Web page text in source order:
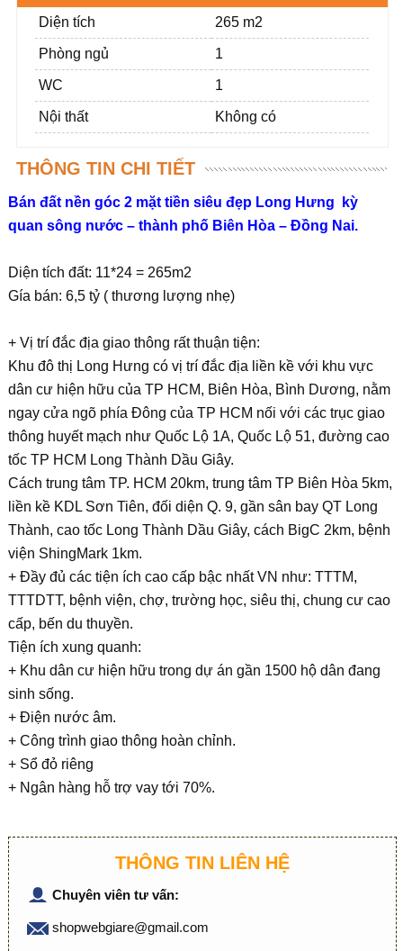
Diện tích 265 m2
Phòng ngủ 1
WC 1
Nội thất Không có
THÔNG TIN CHI TIẾT
Bán đất nền góc 2 mặt tiền siêu đẹp Long Hưng kỳ
quan sông nước – thành phố Biên Hòa – Đồng Nai.
Diện tích đất: 11*24 = 265m2
Gía bán: 6,5 tỷ ( thương lượng nhẹ)
+ Vị trí đắc địa giao thông rất thuận tiện:
Khu đô thị Long Hưng có vị trí đắc địa liền kề với khu vực
dân cư hiện hữu của TP HCM, Biên Hòa, Bình Dương, nằm
ngay cửa ngõ phía Đông của TP HCM nối với các trục giao
thông huyết mạch như Quốc Lộ 1A, Quốc Lộ 51, đường cao
tốc TP HCM Long Thành Dầu Giây.
Cách trung tâm TP. HCM 20km, trung tâm TP Biên Hòa 5km,
liền kề KDL Sơn Tiên, đối diện Q. 9, gần sân bay QT Long
Thành, cao tốc Long Thành Dầu Giây, cách BigC 2km, bệnh
viện ShingMark 1km.
+ Đầy đủ các tiện ích cao cấp bậc nhất VN như: TTTM,
TTTDTT, bệnh viện, chợ, trường học, siêu thị, chung cư cao
cấp, bến du thuyền.
Tiện ích xung quanh:
+ Khu dân cư hiện hữu trong dự án gần 1500 hộ dân đang
sinh sống.
+ Điện nước âm.
+ Công trình giao thông hoàn chỉnh.
+ Sổ đỏ riêng
+ Ngân hàng hỗ trợ vay tới 70%.
THÔNG TIN LIÊN HỆ
Chuyên viên tư vấn:
shopwebgiare@gmail.com